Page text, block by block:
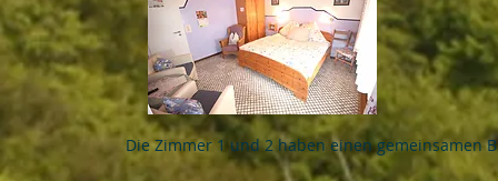
Die Zimmer 1 und 2 haben einen gemeinsamen